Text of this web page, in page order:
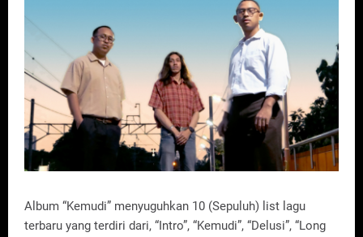
Album “Kemudi” menyuguhkan 10 (Sepuluh) list lagu
terbaru yang terdiri dari, “Intro”, “Kemudi”, “Delusi”, “Long